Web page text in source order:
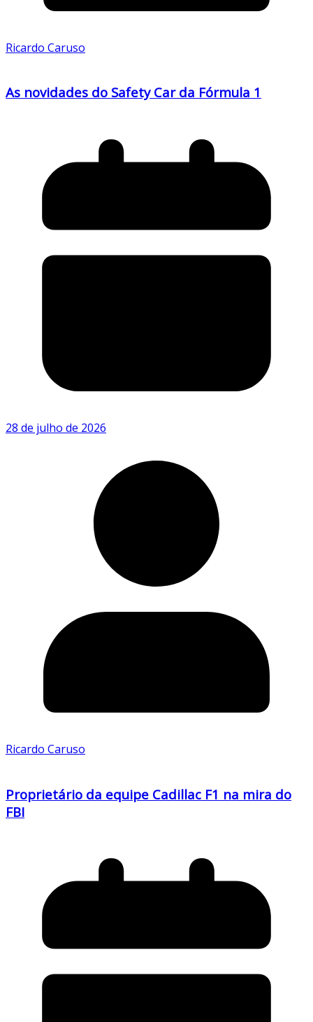
Ricardo Caruso
As novidades do Safety Car da Fórmula 1
28 de julho de 2026
Ricardo Caruso
Proprietário da equipe Cadillac F1 na mira do
FBI